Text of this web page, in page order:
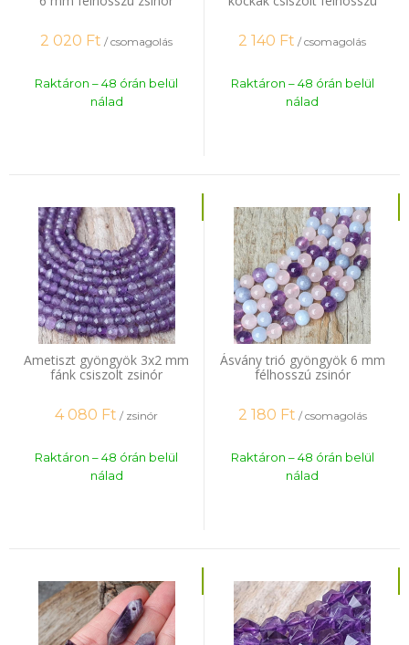
2 020 Ft / csomagolás
Raktáron – 48 órán belül
nálad
2 140 Ft / csomagolás
Raktáron – 48 órán belül
nálad
Ametiszt gyöngyök 3x2 mm
fánk csiszolt zsinór
4 080 Ft / zsinór
Raktáron – 48 órán belül
nálad
Ásvány trió gyöngyök 6 mm
félhosszú zsinór
2 180 Ft / csomagolás
Raktáron – 48 órán belül
nálad